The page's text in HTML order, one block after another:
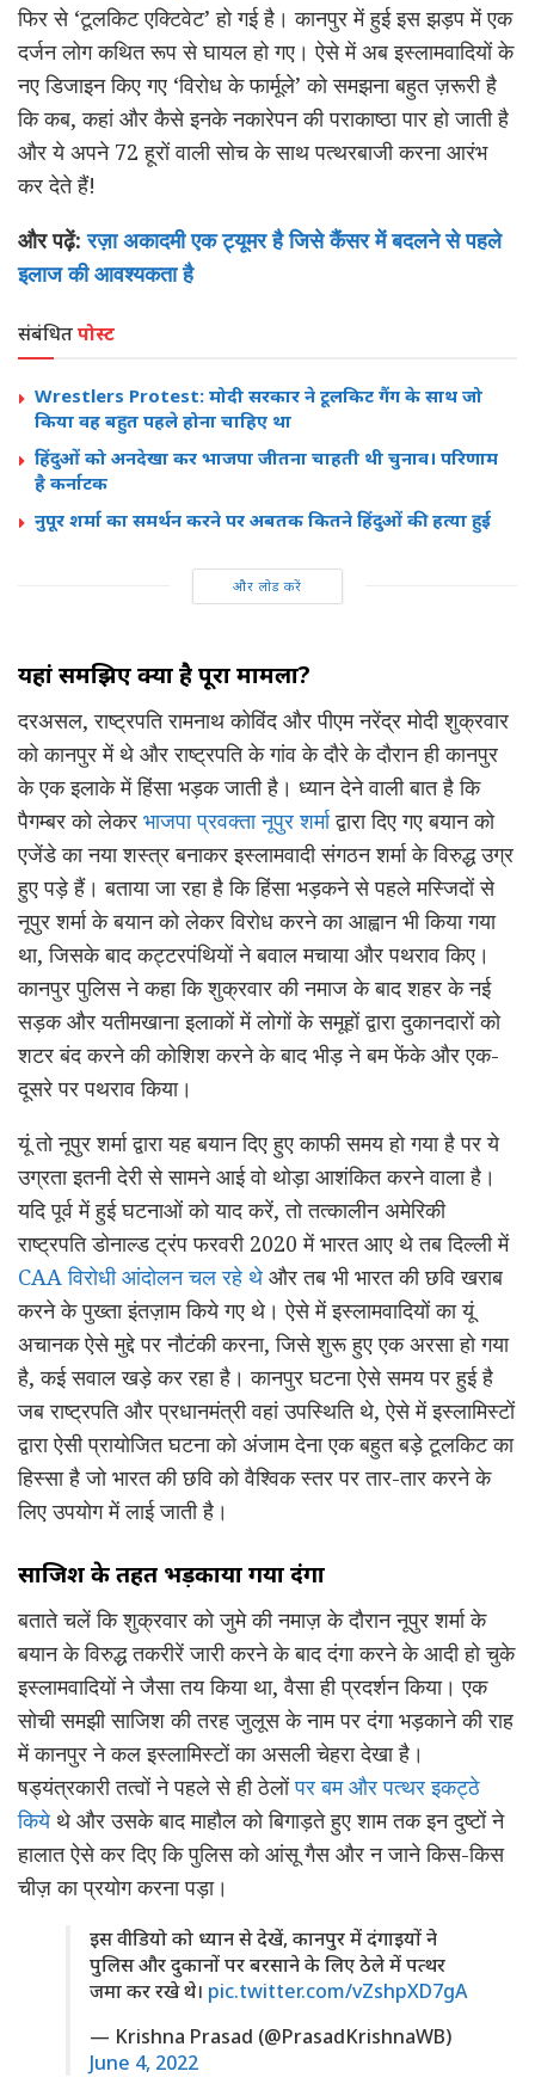
फिर से ‘टूलकिट एक्टिवेट’ हो गई है। कानपुर में हुई इस झड़प में एक
दर्जन लोग कथित रूप से घायल हो गए। ऐसे में अब इस्लामवादियों के
नए डिजाइन किए गए ‘विरोध के फार्मूले’ को समझना बहुत ज़रूरी है
कि कब, कहां और कैसे इनके नकारेपन की पराकाष्ठा पार हो जाती है
और ये अपने 72 हूरों वाली सोच के साथ पत्थरबाजी करना आरंभ
कर देते हैं!
और पढ़ें:रज़ा अकादमी एक ट्यूमर है जिसे कैंसर में बदलने से पहले
इलाज की आवश्यकता है
संबंधितपोस्ट
Wrestlers Protest: मोदी सरकार ने टूलकिट गैंग के साथ जो
किया वह बहुत पहले होना चाहिए था
हिंदुओं को अनदेखा कर भाजपा जीतना चाहती थी चुनाव। परिणाम
है कर्नाटक
नुपूर शर्मा का समर्थन करने पर अबतक कितने हिंदुओं की हत्या हुई
और लोड करें
यहां समझिए क्या है पूरा मामला?
दरअसल, राष्ट्रपति रामनाथ कोविंद और पीएम नरेंद्र मोदी शुक्रवार
को कानपुर में थे और राष्ट्रपति के गांव के दौरे के दौरान ही कानपुर
के एक इलाके में हिंसा भड़क जाती है। ध्यान देने वाली बात है कि
पैगम्बर को लेकर भाजपा प्रवक्ता नूपुर शर्माद्वारा दिए गए बयान को
एजेंडे का नया शस्त्र बनाकर इस्लामवादी संगठन शर्मा के विरुद्ध उग्र
हुए पड़े हैं। बताया जा रहा है कि हिंसा भड़कने से पहले मस्जिदों से
नूपुर शर्मा के बयान को लेकर विरोध करने का आह्वान भी किया गया
था, जिसके बाद कट्टरपंथियों ने बवाल मचाया और पथराव किए।
कानपुर पुलिस ने कहा कि शुक्रवार की नमाज के बाद शहर के नई
सड़क और यतीमखाना इलाकों में लोगों के समूहों द्वारा दुकानदारों को
शटर बंद करने की कोशिश करने के बाद भीड़ ने बम फेंके और एक-
दूसरे पर पथराव किया।
यूं तो नूपुर शर्मा द्वारा यह बयान दिए हुए काफी समय हो गया है पर ये
उग्रता इतनी देरी से सामने आई वो थोड़ा आशंकित करने वाला है।
यदि पूर्व में हुई घटनाओं को याद करें, तो तत्कालीन अमेरिकी
राष्ट्रपति डोनाल्ड ट्रंप फरवरी 2020 में भारत आए थे तब दिल्ली में
CAA विरोधी आंदोलन चल रहे थे और तब भी भारत की छवि खराब
करने के पुख्ता इंतज़ाम किये गए थे। ऐसे में इस्लामवादियों का यूं
अचानक ऐसे मुद्दे पर नौटंकी करना, जिसे शुरू हुए एक अरसा हो गया
है, कई सवाल खड़े कर रहा है। कानपुर घटना ऐसे समय पर हुई है
जब राष्ट्रपति और प्रधानमंत्री वहां उपस्थिति थे, ऐसे में इस्लामिस्टों
द्वारा ऐसी प्रायोजित घटना को अंजाम देना एक बहुत बड़े टूलकिट का
हिस्सा है जो भारत की छवि को वैश्विक स्तर पर तार-तार करने के
लिए उपयोग में लाई जाती है।
साजिश के तहत भड़काया गया दंगा
बताते चलें कि शुक्रवार को जुमे की नमाज़ के दौरान नूपुर शर्मा के
बयान के विरुद्ध तकरीरें जारी करने के बाद दंगा करने के आदी हो चुके
इस्लामवादियों ने जैसा तय किया था, वैसा ही प्रदर्शन किया। एक
सोची समझी साजिश की तरह जुलूस के नाम पर दंगा भड़काने की राह
में कानपुर ने कल इस्लामिस्टों का असली चेहरा देखा है।
षड्यंत्रकारी तत्वों ने पहले से ही ठेलोंपर बम और पत्थर इकट्ठे
कियेथे और उसके बाद माहौल को बिगाड़ते हुए शाम तक इन दुष्टों ने
हालात ऐसे कर दिए कि पुलिस को आंसू गैस और न जाने किस-किस
चीज़ का प्रयोग करना पड़ा।
इस वीडियो को ध्यान से देखें, कानपुर में दंगाइयों ने
पुलिस और दुकानों पर बरसाने के लिए ठेले में पत्थर
जमा कर रखे थे। pic.twitter.com/vZshpXD7gA
— Krishna Prasad (@PrasadKrishnaWB)
June 4, 2022